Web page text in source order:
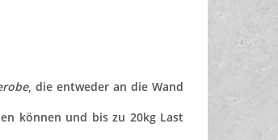
, die entweder an die Wand
können und bis zu 20kg Last